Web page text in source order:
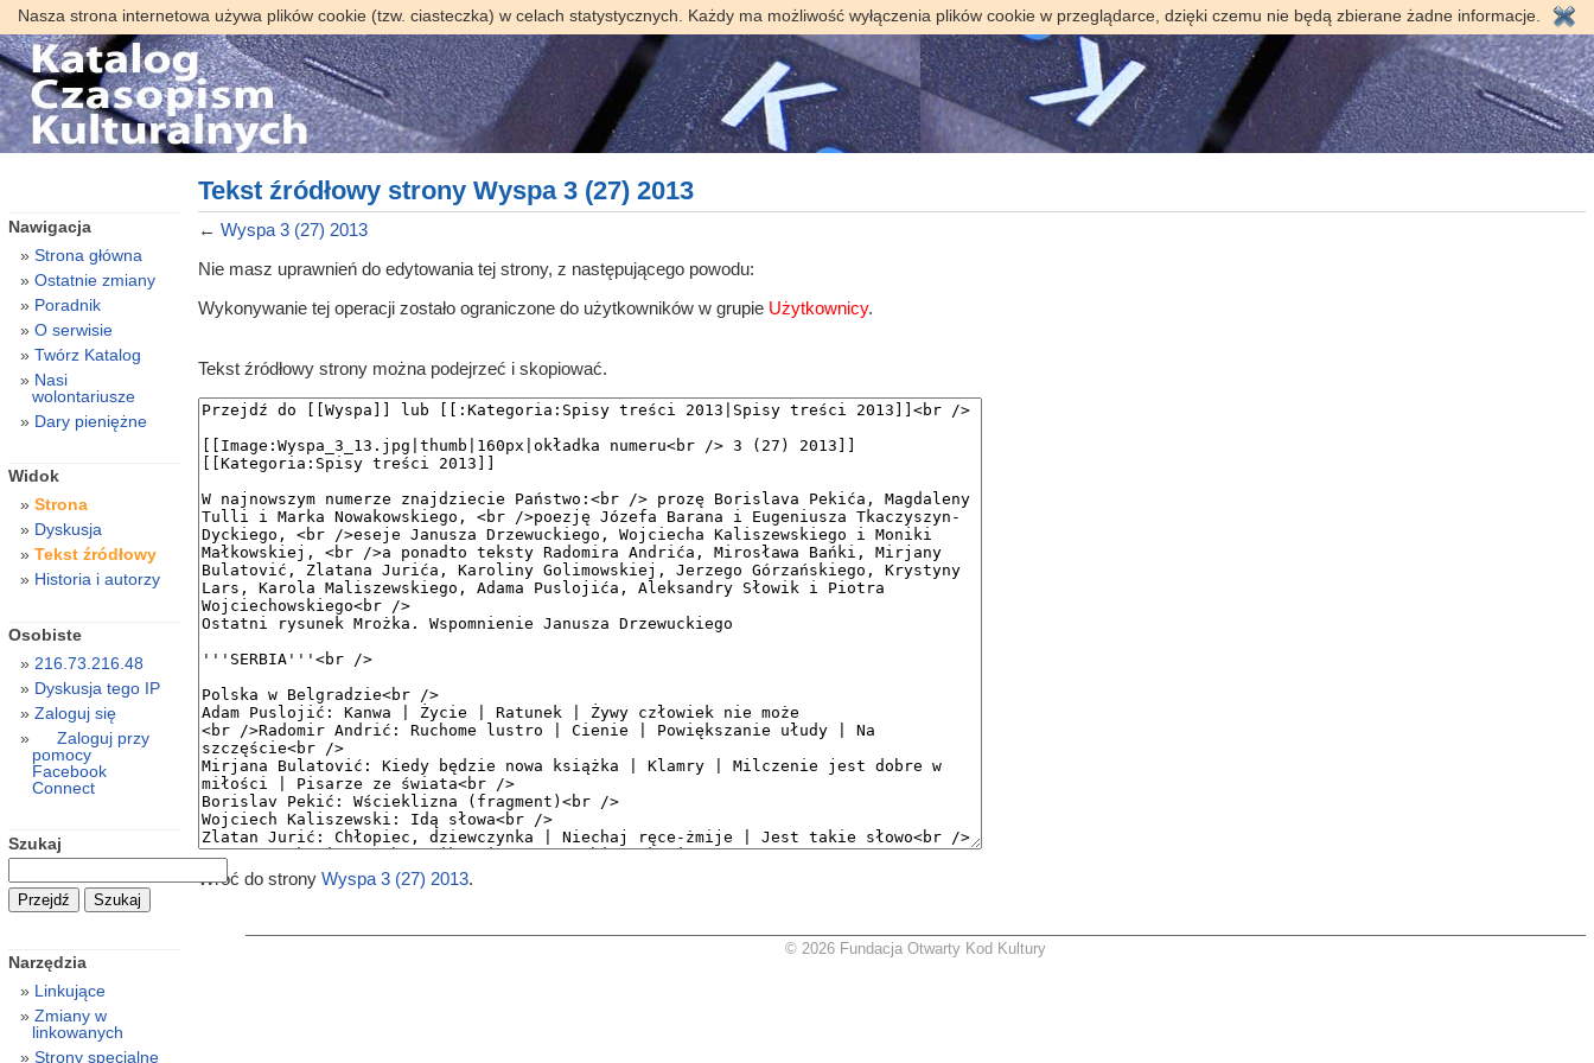
Nasza strona internetowa używa plików cookie (tzw. ciasteczka) w celach statystycznych. Każdy ma możliwość wyłączenia plików cookie w przeglądarce, dzięki czemu nie będą zbierane żadne informacje.
Tekst źródłowy strony Wyspa 3 (27) 2013
← Wyspa 3 (27) 2013
Nie masz uprawnień do edytowania tej strony, z następującego powodu:
Wykonywanie tej operacji zostało ograniczone do użytkowników w grupie Użytkownicy.
Tekst źródłowy strony można podejrzeć i skopiować.
Wróć do strony Wyspa 3 (27) 2013.
Nawigacja
Strona główna
Ostatnie zmiany
Poradnik
O serwisie
Twórz Katalog
Nasi
wolontariusze
Dary pieniężne
Widok
Strona
Dyskusja
Tekst źródłowy
Historia i autorzy
Osobiste
216.73.216.48
Dyskusja tego IP
Zaloguj się
Zaloguj przy
pomocy
Facebook
Connect
Szukaj
Narzędzia
Linkujące
Zmiany w
linkowanych
Strony specjalne
© 2026 Fundacja Otwarty Kod Kultury